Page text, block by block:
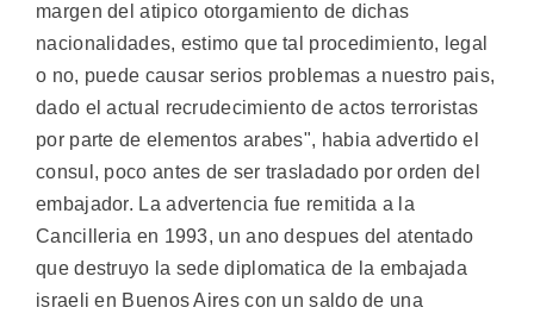
margen del atipico otorgamiento de dichas
nacionalidades, estimo que tal procedimiento, legal
o no, puede causar serios problemas a nuestro pais,
dado el actual recrudecimiento de actos terroristas
por parte de elementos arabes", habia advertido el
consul, poco antes de ser trasladado por orden del
embajador. La advertencia fue remitida a la
Cancilleria en 1993, un ano despues del atentado
que destruyo la sede diplomatica de la embajada
israeli en Buenos Aires con un saldo de una